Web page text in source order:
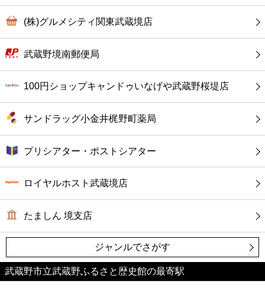
ホテル
(株)グルメシティ関東武蔵境店
武蔵野境南郵便局
100円ショップキャンドゥいなげや武蔵野桜堤店
サンドラッグ小金井梶野町薬局
プリシアター・ポストシアター
ロイヤルホスト武蔵境店
たましん 境支店
ジャンルでさがす
武蔵野市立武蔵野ふるさと歴史館の最寄駅